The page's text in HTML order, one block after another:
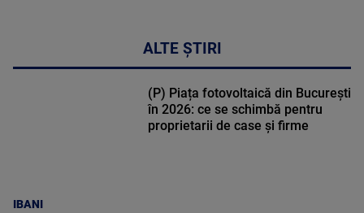
ALTE ȘTIRI
IBANI
(P) Piața fotovoltaică din București
în 2026: ce se schimbă pentru
proprietarii de case și firme